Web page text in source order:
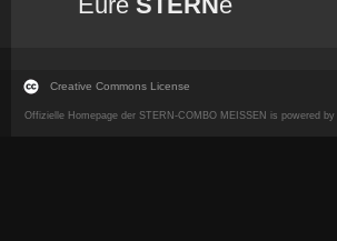
Creative Commons License
Offizielle Homepage der STERN-COMBO MEISSEN is powered by